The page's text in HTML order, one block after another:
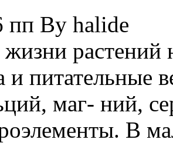
пп By halide
растений
и питательные
маг- ний,
В